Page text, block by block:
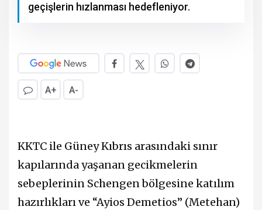
geçişlerin hızlanması hedefleniyor.
A+ A-
KKTC ile Güney Kıbrıs arasındaki sınır
kapılarında yaşanan gecikmelerin
sebeplerinin Schengen bölgesine katılım
hazırlıkları ve “Ayios Demetios” (Metehan)